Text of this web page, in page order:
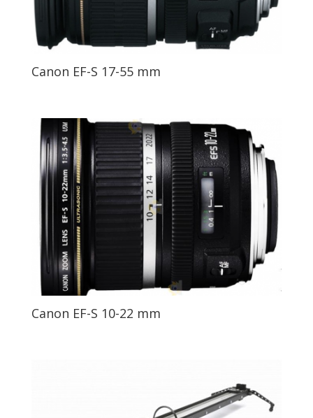
Canon EF-S 17-55 mm
Canon EF-S 10-22 mm